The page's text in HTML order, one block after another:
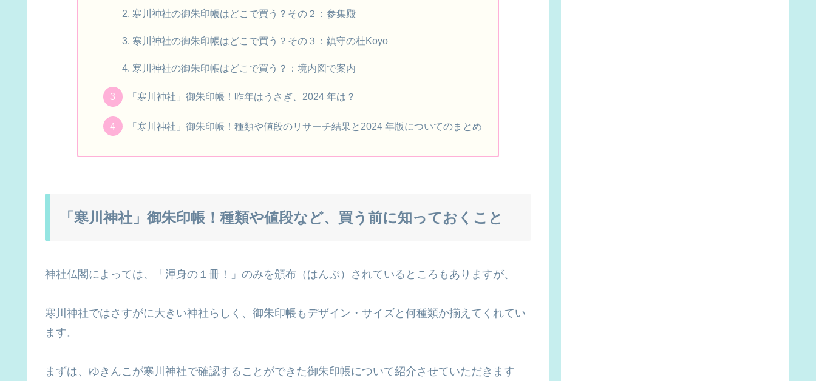
寒川神社の御朱印帳はどこで買う？その２：参集殿
寒川神社の御朱印帳はどこで買う？その３：鎮守の杜Koyo
寒川神社の御朱印帳はどこで買う？：境内図で案内
「寒川神社」御朱印帳！昨年はうさぎ、2024 年は？
「寒川神社」御朱印帳！種類や値段のリサーチ結果と2024 年版についてのまとめ
「寒川神社」御朱印帳！種類や値段など、買う前に知っておくこと
神社仏閣によっては、「渾身の１冊！」のみを頒布（はんぷ）されているところもありますが、
寒川神社ではさすがに大きい神社らしく、御朱印帳もデザイン・サイズと何種類か揃えてくれてい
ます。
まずは、ゆきんこが寒川神社で確認することができた御朱印帳について紹介させていただきます